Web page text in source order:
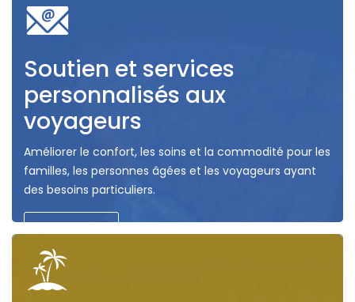
Soutien et services
personnalisés aux
voyageurs
Améliorer le confort, les soins et la commodité pour les
familles, les personnes âgées et les voyageurs ayant
des besoins particuliers.